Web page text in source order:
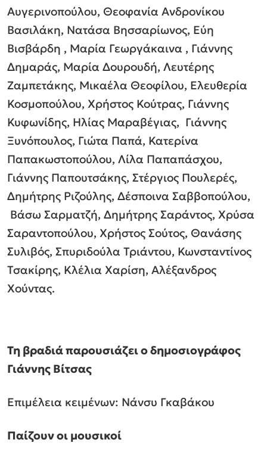
Αυγερινοπούλου, Θεοφανία Ανδρονίκου
Βασιλάκη, Νατάσα Βησσαρίωνος, Εύη
Βισβάρδη , Μαρία Γεωργάκαινα , Γιάννης
Δημαράς, Μαρία Δουρουδή, Λευτέρης
Ζαμπετάκης, Μικαέλα Θεοφίλου, Ελευθερία
Κοσμοπούλου, Χρήστος Κούτρας, Γιάννης
Κυφωνίδης, Ηλίας Μαραβέγιας, Γιάννης
Ξυνόπουλος, Γιώτα Παπά, Κατερίνα
Παπακωστοπούλου, Λίλα Παπαπάσχου,
Γιάννης Παπουτσάκης, Στέργιος Πουλερές,
Δημήτρης Ριζούλης, Δέσποινα Σαββοπούλου,
Βάσω Σαρματζή, Δημήτρης Σαράντος, Χρύσα
Σαραντοπούλου, Χρήστος Σούτος, Θανάσης
Συλιβός, Σπυριδούλα Τριάντου, Κωνσταντίνος
Τσακίρης, Κλέλια Χαρίση, Αλέξανδρος
Χούντας.
Τη βραδιά παρουσιάζει ο δημοσιογράφος
Γιάννης Βίτσας
Επιμέλεια κειμένων: Νάνσυ Γκαβάκου
Παίζουν οι μουσικοί